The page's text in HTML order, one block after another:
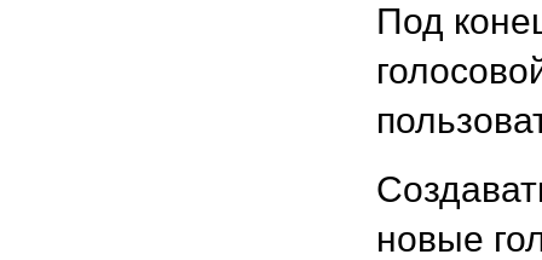
Под
новые